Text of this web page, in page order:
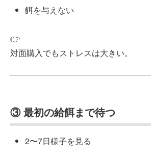
餌を与えない
👉
対面購入でもストレスは大きい。
③ 最初の給餌まで待つ
2〜7日様子を見る